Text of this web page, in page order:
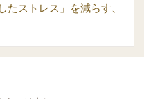
たストレス」を減らす、